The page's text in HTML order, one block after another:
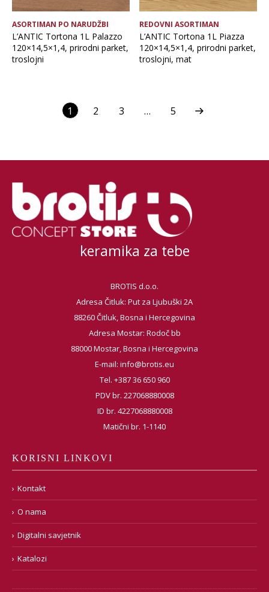
ASORTIMAN PO NARUDŽBI
L’ANTIC Tortona 1L Palazzo
120×14,5×1,4, prirodni parket,
troslojni
REDOVNI ASORTIMAN
L’ANTIC Tortona 1L Piazza
120×14,5×1,4, prirodni parket,
troslojni, mat
1 2 3 … 5
keramika za tebe
BROTIS d.o.o.
Adresa Čitluk: Put za Ljubuški 2A
88260 Čitluk, Bosna i Hercegovina
Adresa Mostar: Rodoč bb
88000 Mostar, Bosna i Hercegovina
E-mail: info@brotis.eu
Tel. +387 36 650 960
PDV br. 227068880008
ID br. 4227068880008
Matični br. 1-1140
KORISNI LINKOVI
Kontakt
O nama
Digitalni savjetnik
Katalozi